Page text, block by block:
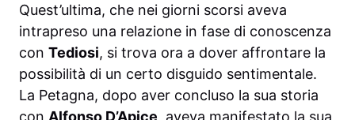
Quest’ultima, che nei giorni scorsi aveva
intrapreso una relazione in fase di conoscenza
con Tediosi, si trova ora a dover affrontare la
possibilità di un certo disguido sentimentale.
La Petagna, dopo aver concluso la sua storia
con Alfonso D’Apice, aveva manifestato la sua